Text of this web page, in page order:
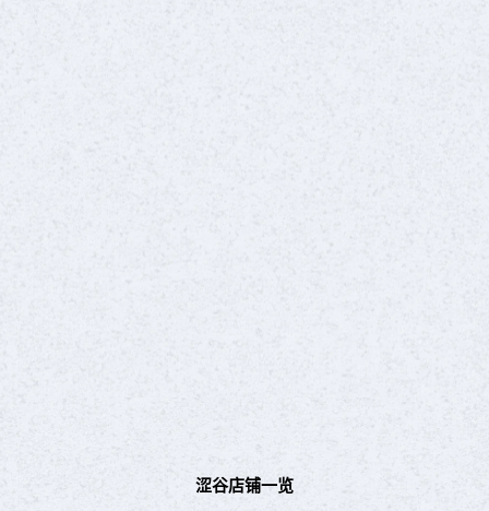
涩谷店铺一览